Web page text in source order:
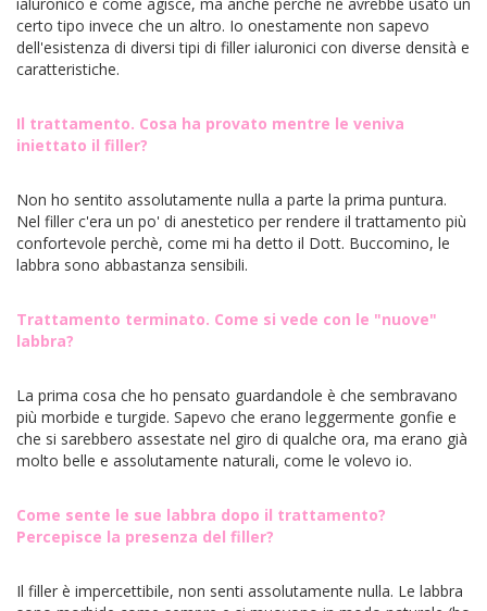
certo tipo invece che un altro. Io onestamente non sapevo
dell'esistenza di diversi tipi di filler ialuronici con diverse densità e
caratteristiche.
Il trattamento. Cosa ha provato mentre le veniva
iniettato il filler?
Non ho sentito assolutamente nulla a parte la prima puntura.
Nel filler c'era un po' di anestetico per rendere il trattamento più
confortevole perchè, come mi ha detto il Dott. Buccomino, le
labbra sono abbastanza sensibili.
Trattamento terminato. Come si vede con le "nuove"
labbra?
La prima cosa che ho pensato guardandole è che sembravano
più morbide e turgide. Sapevo che erano leggermente gonfie e
che si sarebbero assestate nel giro di qualche ora, ma erano già
molto belle e assolutamente naturali, come le volevo io.
Come sente le sue labbra dopo il trattamento?
Percepisce la presenza del filler?
Il filler è impercettibile, non senti assolutamente nulla. Le labbra